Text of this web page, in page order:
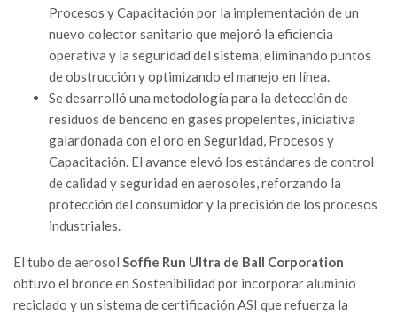
Procesos y Capacitación por la implementación de un
nuevo colector sanitario que mejoró la eficiencia
operativa y la seguridad del sistema, eliminando puntos
de obstrucción y optimizando el manejo en línea.
Se desarrolló una metodología para la detección de
residuos de benceno en gases propelentes, iniciativa
galardonada con el oro en Seguridad, Procesos y
Capacitación. El avance elevó los estándares de control
de calidad y seguridad en aerosoles, reforzando la
protección del consumidor y la precisión de los procesos
industriales.
El tubo de aerosol Soffie Run Ultra de Ball Corporation
obtuvo el bronce en Sostenibilidad por incorporar aluminio
reciclado y un sistema de certificación ASI que refuerza la